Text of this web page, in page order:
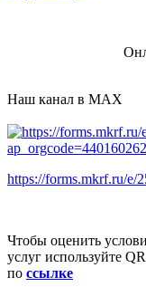
Наш канал в MAX
https://forms.mkrf.ru/e/
Чтобы оценить
услуг используйте
по ссылке